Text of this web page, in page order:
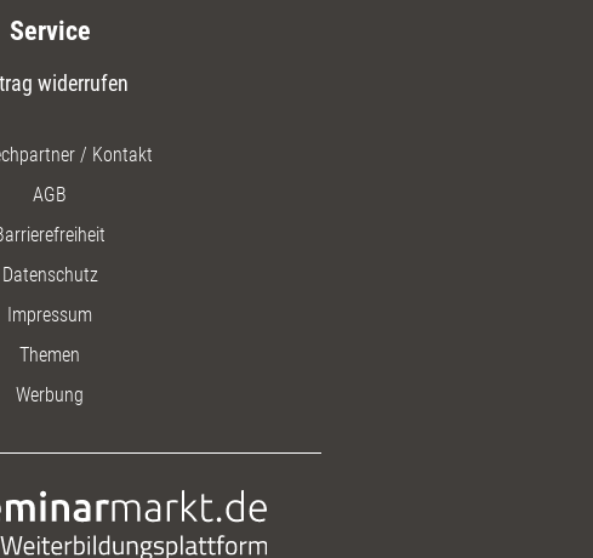
Service
widerrufen
/ Kontakt
AGB
Datenschutz
Impressum
Themen
Werbung